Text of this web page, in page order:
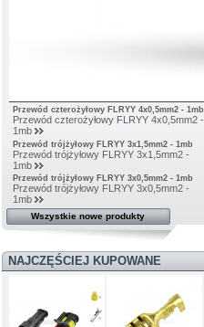
Przewód czterożyłowy FLRYY 4x0,5mm2 - 1mb
Przewód czterożyłowy FLRYY 4x0,5mm2 -
1mb
Przewód trójżyłowy FLRYY 3x1,5mm2 - 1mb
Przewód trójżyłowy FLRYY 3x1,5mm2 -
1mb
Przewód trójżyłowy FLRYY 3x0,5mm2 - 1mb
Przewód trójżyłowy FLRYY 3x0,5mm2 -
1mb
Wszystkie nowe produkty
NAJCZĘŚCIEJ KUPOWANE